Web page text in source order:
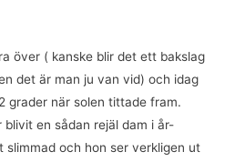
över ( kanske blir det ett bakslag
det är man ju van vid) och idag
grader när solen tittade fram.
en sådan rejäl dam i år-
slimmad och hon ser verkligen ut